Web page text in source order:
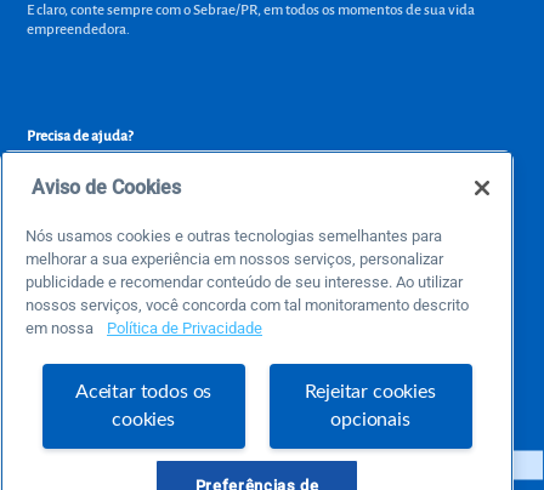
E claro, conte sempre com o Sebrae/PR, em todos os momentos de sua vida
empreendedora.
Precisa de ajuda?
Sobre o Sebrae
Termos de uso
Aviso de Cookies
Nós usamos cookies e outras tecnologias semelhantes para
melhorar a sua experiência em nossos serviços, personalizar
publicidade e recomendar conteúdo de seu interesse. Ao utilizar
nossos serviços, você concorda com tal monitoramento descrito
em nossa
Política de Privacidade
Aceitar todos os
cookies
Rejeitar cookies
opcionais
Preferências de